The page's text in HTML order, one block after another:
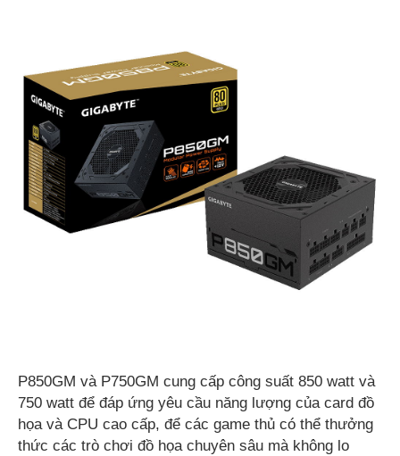
P850GM và P750GM cung cấp công suất 850 watt và
750 watt để đáp ứng yêu cầu năng lượng của card đồ
họa và CPU cao cấp, để các game thủ có thể thưởng
thức các trò chơi đồ họa chuyên sâu mà không lo